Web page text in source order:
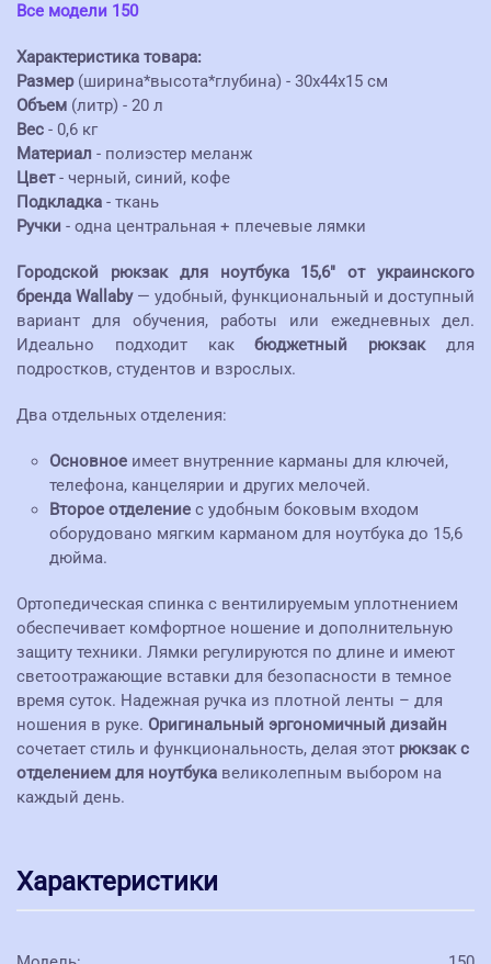
Все модели 150
Характеристика товара:
Размер(ширина*высота*глубина) - 30х44х15 см
Объем (литр) - 20 л
Вес - 0,6 кг
Материал - полиэстер меланж
Цвет- черный, синий, кофе
Подкладка - ткань
Ручки - одна центральная + плечевые лямки
Городской рюкзак для ноутбука 15,6" от украинского
бренда Wallaby— удобный, функциональный и доступный
вариант для обучения, работы или ежедневных дел.
Идеально подходит какбюджетный рюкзакдля
подростков, студентов и взрослых.
Два отдельных отделения:
Основное имеет внутренние карманы для ключей,
телефона, канцелярии и других мелочей.
Второе отделение с удобным боковым входом
оборудовано мягким карманом для ноутбука до 15,6
дюйма.
Ортопедическая спинка с вентилируемым уплотнением
обеспечивает комфортное ношение и дополнительную
защиту техники. Лямки регулируются по длине и имеют
светоотражающие вставки для безопасности в темное
время суток. Надежная ручка из плотной ленты – для
ношения в руке. Оригинальный эргономичный дизайн
сочетает стиль и функциональность, делая этот рюкзак с
отделением для ноутбука великолепным выбором на
каждый день.
Характеристики